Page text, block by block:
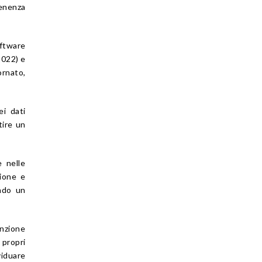
e
dati
un
nelle
e
un